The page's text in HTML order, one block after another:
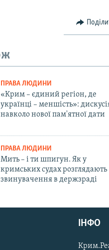
ПРАВА ЛЮДИНИ
«Крим – єдиний регіон, де
українці – меншість»:
навколо нової пам'ятної дати
ПРАВА ЛЮДИНИ
Мить – і ти шпигун. Як у
кримських судах розглядають
звинувачення в держзраді
ІНФО